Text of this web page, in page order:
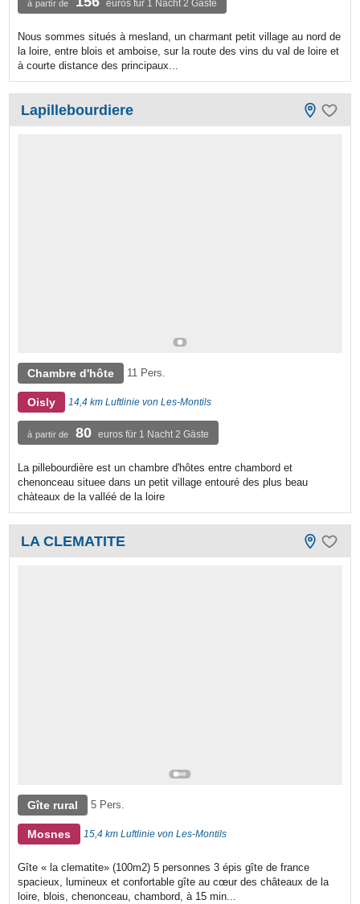
à partir de euros für 1 Nacht 2 Gäste
Nous sommes situés à mesland, un charmant petit village au nord de
la loire, entre blois et amboise, sur la route des vins du val de loire et
à courte distance des principaux...
Lapillebourdiere
Chambre d'hôte 11 Pers.
Oisly 14,4 km Luftlinie von Les-Montils
à partir de 80 euros für 1 Nacht 2 Gäste
La pillebourdière est un chambre d'hôtes entre chambord et
chenonceau situee dans un petit village entouré des plus beau
chàteaux de la valléé de la loire
LA CLEMATITE
Gîte rural 5 Pers.
Mosnes 15,4 km Luftlinie von Les-Montils
Gîte « la clematite» (100m2) 5 personnes 3 épis gîte de france
spacieux, lumineux et confortable gîte au cœur des châteaux de la
loire, blois, chenonceau, chambord, à 15 min...